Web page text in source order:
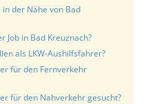
der Nähe von Bad
Job in Bad Kreuznach?
als LKW-Aushilfsfahrer?
für den Fernverkehr
für den Nahverkehr gesucht?